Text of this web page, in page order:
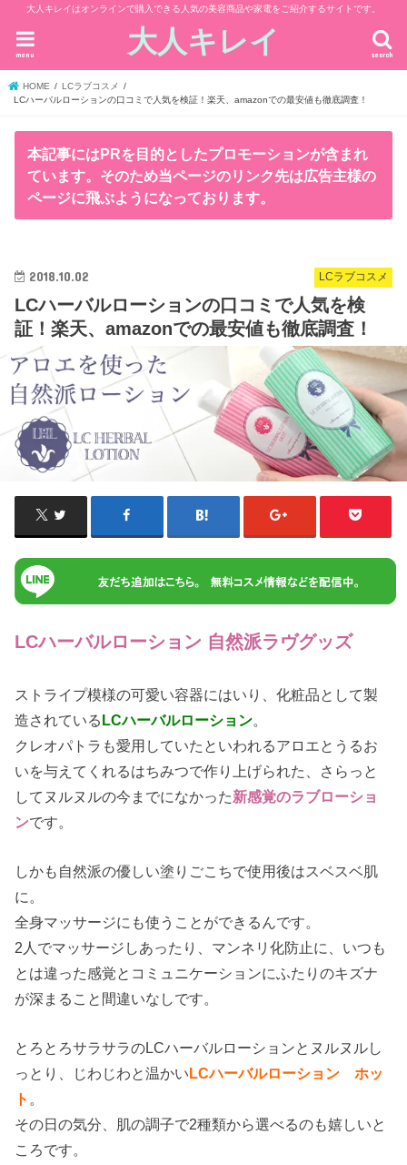
大人キレイはオンラインで購入できる人気の美容商品や家電をご紹介するサイトです。
大人キレイ search
menu
HOME
LCラブコスメ
LCハーバルローションの口コミで人気を検証！楽天、amazonでの最安値も徹底調査！
本記事にはPRを目的としたプロモーションが含まれ
ています。そのため当ページのリンク先は広告主様の
ページに飛ぶようになっております。
LCラブコスメ
2018.10.02
LCハーバルローションの口コミで人気を検
証！楽天、amazonでの最安値も徹底調査！
LCハーバルローション 自然派ラヴグッズ
ストライプ模様の可愛い容器にはいり、化粧品として製
造されているLCハーバルローション。
クレオパトラも愛用していたといわれるアロエとうるお
いを与えてくれるはちみつで作り上げられた、さらっと
してヌルヌルの今までになかった新感覚のラブローショ
ンです。
しかも自然派の優しい塗りごこちで使用後はスベスベ肌
に。
全身マッサージにも使うことができるんです。
2人でマッサージしあったり、マンネリ化防止に、いつも
とは違った感覚とコミュニケーションにふたりのキズナ
が深まること間違いなしです。
とろとろサラサラのLCハーバルローションとヌルヌルし
っとり、じわじわと温かい LCハーバルローション ホッ
ト 。
その日の気分、肌の調子で2種類から選べるのも嬉しいと
ころです。